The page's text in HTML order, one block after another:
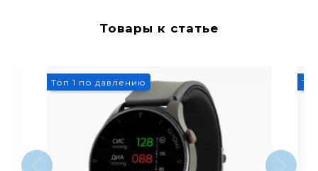
Товары к статье
9%
Топ 1 по давлению